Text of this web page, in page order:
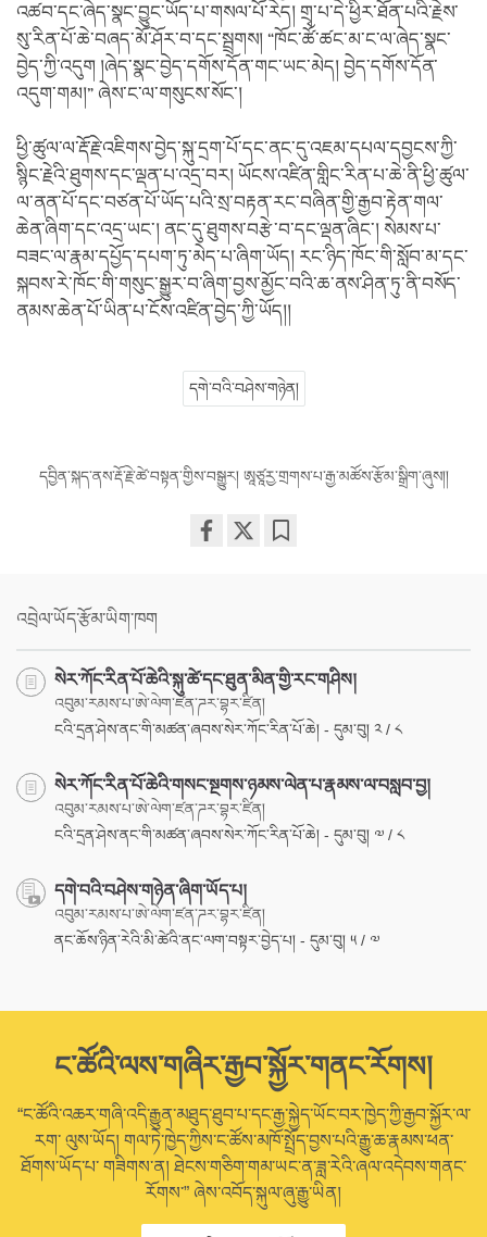
འཚབ་དང་ཞེད་སྣང་བྱུང་ཡོད་པ་གསལ་པོ་རེད། གྲྭ་པ་དེ་ཕྱིར་ཐོན་པའི་རྗེས་
སུ་རིན་པོ་ཆེ་བཞད་མོ་ཤོར་བ་དང་སྦྲགས། “ཁོང་ཚོ་ཚང་མ་ང་ལ་ཞེད་སྣང་
བྱེད་ཀྱི་འདུག །ཞེད་སྣང་བྱེད་དགོས་དོན་གང་ཡང་མེད། བྱེད་དགོས་དོན་
འདུག་གམ།” ཞེས་ང་ལ་གསུངས་སོང་།
ཕྱི་ཚུལ་ལ་རྡོ་རྗེ་འཇིགས་བྱེད་སྐུ་དྲག་པོ་དང་ནང་དུ་འཇམ་དཔལ་དབྱངས་ཀྱི་
སྙིང་རྗེའི་ཐུགས་དང་ལྡན་པ་འདྲ་བར། ཡོངས་འཛིན་གླིང་རིན་པ་ཆེ་ནི་ཕྱི་ཚུལ་
ལ་ནན་པོ་དང་བཙན་པོ་ཡོད་པའི་སྲ་བརྟན་རང་བཞིན་གྱི་རྒྱབ་རྟེན་གལ་
ཆེན་ཞིག་དང་འདྲ་ཡང་། ནང་དུ་ཐུགས་བརྩེ་བ་དང་ལྡན་ཞིང་། སེམས་པ་
བཟང་ལ་རྣམ་དཔྱོད་དཔག་ཏུ་མེད་པ་ཞིག་ཡོད། རང་ཉིད་ཁོང་གི་སློབ་མ་དང་
སྐབས་རེ་ཁོང་གི་གསུང་སྒྱུར་བ་ཞིག་བྱས་མྱོང་བའི་ཆ་ནས་ཤིན་ཏུ་ནི་བསོད་
ནམས་ཆེན་པོ་ཡིན་པ་ངོས་འཛིན་བྱེད་ཀྱི་ཡོད།།
དགེ་བའི་བཤེས་གཉེན།
དབྱིན་སྐད་ནས་རྡོ་རྗེ་ཚེ་བསྟན་གྱིས་བསྒྱུར། ཨཱཙཱརྱ་གྲགས་པ་རྒྱ་མཚོས་རྩོམ་སྒྲིག་ཞུས།།
འབྲེལ་ཡོད་རྩོམ་ཡིག་ཁག
སེར་ཀོང་རིན་པོ་ཆེའི་སྐུ་ཚེ་དང་ཐུན་མིན་གྱི་རང་གཤིས།
འབུམ་རམས་པ་ཨེ་ལེག་ཛན་ཌར་བྷར་ཛིན།
ངའི་དྲན་ཤེས་ནང་གི་མཚན་ཞབས་སེར་ཀོང་རིན་པོ་ཆེ། - དུམ་བུ། ༢ / ༨
སེར་ཀོང་རིན་པོ་ཆེའི་གསང་སྔགས་ཉམས་ལེན་པ་རྣམས་ལ་བསླབ་བྱ།
འབུམ་རམས་པ་ཨེ་ལེག་ཛན་ཌར་བྷར་ཛིན།
ངའི་དྲན་ཤེས་ནང་གི་མཚན་ཞབས་སེར་ཀོང་རིན་པོ་ཆེ། - དུམ་བུ། ༧ / ༨
དགེ་བའི་བཤེས་གཉེན་ཞིག་ཡོད་པ།
འབུམ་རམས་པ་ཨེ་ལེག་ཛན་ཌར་བྷར་ཛིན།
ནང་ཆོས་ཉིན་རེའི་མི་ཚེའི་ནང་ལག་བསྟར་བྱེད་པ། - དུམ་བུ། ༥ / ༧
ང་ཚོའི་ལས་གཞིར་རྒྱབ་སྐྱོར་གནང་རོགས།
“ང་ཚོའི་འཆར་གཞི་འདི་རྒྱུན་མཐུད་ཐུབ་པ་དང་རྒྱ་སྐྱེད་ཡོང་བར་ཁྱེད་ཀྱི་རྒྱབ་སྐྱོར་ལ་
རག་ ལུས་ཡོད། གལ་ཏེ་ཁྱེད་ཀྱིས་ང་ཚོས་མཁོ་སྤྲོད་བྱས་པའི་རྒྱུ་ཆ་རྣམས་ཕན་
ཐོགས་ཡོད་པ་ གཟིགས་ན། ཐེངས་གཅིག་གམ་ཡང་ན་ཟླ་རེའི་ཞལ་འདེབས་གནང་
རོགས་” ཞེས་འབོད་སྐུལ་ཞུ་རྒྱུ་ཡིན།